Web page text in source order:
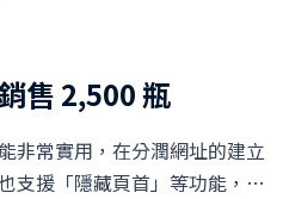
售 2,500 瓶
非常實用，在分潤網址的建立
支援「隱藏頁首」等功能，讓